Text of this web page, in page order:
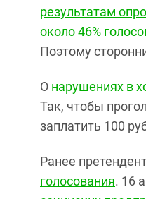
результатам
около 46%
Поэтому
О нарушениях в
Так, чтобы
заплатить 100
Ранее
голосования. 16